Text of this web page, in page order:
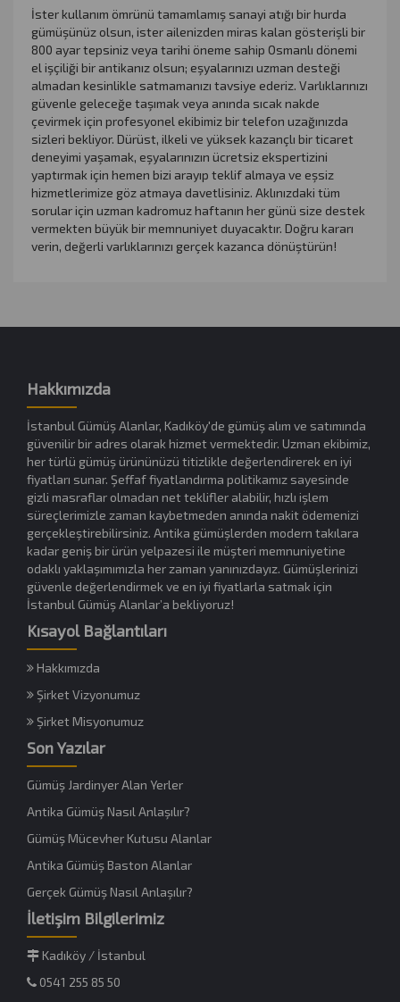
İster kullanım ömrünü tamamlamış sanayi atığı bir hurda
gümüşünüz olsun, ister ailenizden miras kalan gösterişli bir
800 ayar tepsiniz veya tarihi öneme sahip Osmanlı dönemi
el işçiliği bir antikanız olsun; eşyalarınızı uzman desteği
almadan kesinlikle satmamanızı tavsiye ederiz. Varlıklarınızı
güvenle geleceğe taşımak veya anında sıcak nakde
çevirmek için profesyonel ekibimiz bir telefon uzağınızda
sizleri bekliyor. Dürüst, ilkeli ve yüksek kazançlı bir ticaret
deneyimi yaşamak, eşyalarınızın ücretsiz ekspertizini
yaptırmak için hemen bizi arayıp teklif almaya ve eşsiz
hizmetlerimize göz atmaya davetlisiniz. Aklınızdaki tüm
sorular için uzman kadromuz haftanın her günü size destek
vermekten büyük bir memnuniyet duyacaktır. Doğru kararı
verin, değerli varlıklarınızı gerçek kazanca dönüştürün!
Hakkımızda
İstanbul Gümüş Alanlar, Kadıköy'de gümüş alım ve satımında
güvenilir bir adres olarak hizmet vermektedir. Uzman ekibimiz,
her türlü gümüş ürününüzü titizlikle değerlendirerek en iyi
fiyatları sunar. Şeffaf fiyatlandırma politikamız sayesinde
gizli masraflar olmadan net teklifler alabilir, hızlı işlem
süreçlerimizle zaman kaybetmeden anında nakit ödemenizi
gerçekleştirebilirsiniz. Antika gümüşlerden modern takılara
kadar geniş bir ürün yelpazesi ile müşteri memnuniyetine
odaklı yaklaşımımızla her zaman yanınızdayız. Gümüşlerinizi
güvenle değerlendirmek ve en iyi fiyatlarla satmak için
İstanbul Gümüş Alanlar’a bekliyoruz!
Kısayol Bağlantıları
Hakkımızda
Şirket Vizyonumuz
Şirket Misyonumuz
Son Yazılar
Gümüş Jardinyer Alan Yerler
Antika Gümüş Nasıl Anlaşılır?
Gümüş Mücevher Kutusu Alanlar
Antika Gümüş Baston Alanlar
Gerçek Gümüş Nasıl Anlaşılır?
İletişim Bilgilerimiz
Kadıköy / İstanbul
0541 255 85 50